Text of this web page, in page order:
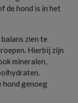
de hond is in het
zien te
Hierbij zijn
mineralen,
hond genoeg